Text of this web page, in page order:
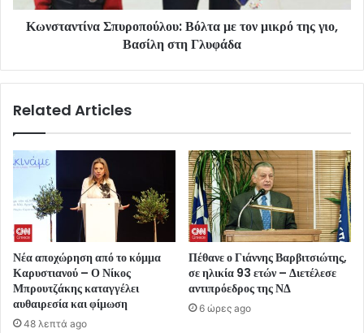
Κωνσταντίνα Σπυροπούλου: Βόλτα με τον μικρό της γιο,
Βασίλη στη Γλυφάδα
Related Articles
Νέα αποχώρηση από το κόμμα
Καρυστιανού – Ο Νίκος
Μπρουτζάκης καταγγέλει
αυθαιρεσία και φίμωση
48 λεπτά ago
Πέθανε ο Γιάννης Βαρβιτσιώτης,
σε ηλικία 93 ετών – Διετέλεσε
αντιπρόεδρος της ΝΔ
6 ώρες ago